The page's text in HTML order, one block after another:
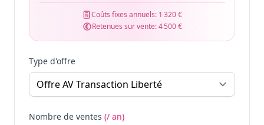
Coûts fixes annuels: 1 320 €
Retenues sur vente:4 500 €
Type d'offre
Nombre de ventes (/ an)